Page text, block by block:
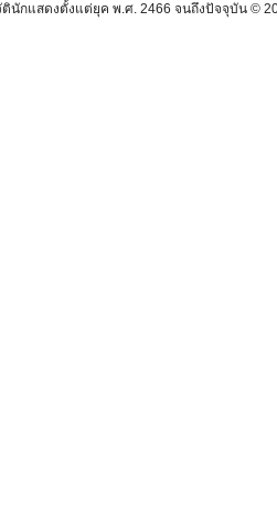
นักแสดงตั้งแต่ยุค พ.ศ. 2466 จนถึงปัจจุบัน ©